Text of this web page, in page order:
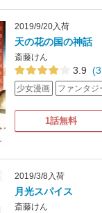
2019/9/20入荷
天の花の国の神話
斎藤けん
3.9
少女漫画 ファンタジ
1話無料
2019/3/8入荷
月光スパイス
斎藤けん